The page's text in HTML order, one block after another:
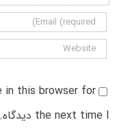
in this browser for
the next time I دیدگاه.